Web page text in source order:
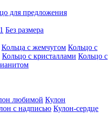
для предложения
Без размера
Кольца с жемчугом Кольцо с
Кольцо с кристаллами Кольцо с
любимой Кулон
с надписью Кулон-сердце